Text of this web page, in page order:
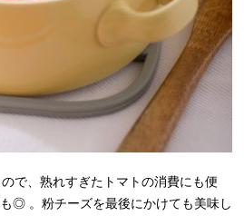
で、熟れすぎたトマトの消費にも便
◎ 。粉チーズを最後にかけても美味し